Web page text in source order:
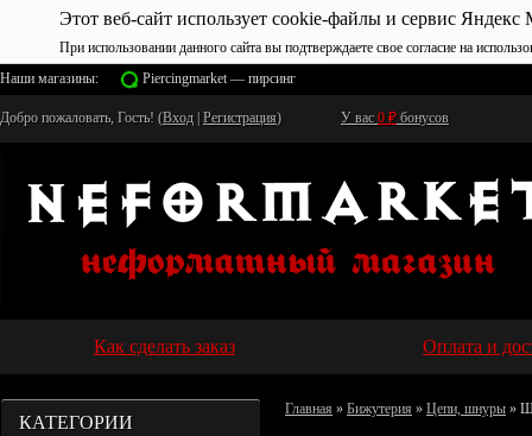
Этот веб-сайт использует cookie-файлы и сервис Яндекс
При использовании данного сайта вы подтверждаете свое согласие на
Наши магазины:
Piercingmarket — пирсинг
Добро пожаловать, Гость! (Вход Регистрация) У вас 0 ₽ бонусов
Как сделать заказ Оплата и
КАТЕГОРИИ Главная » Бижутерия » Цепи, шнуры »